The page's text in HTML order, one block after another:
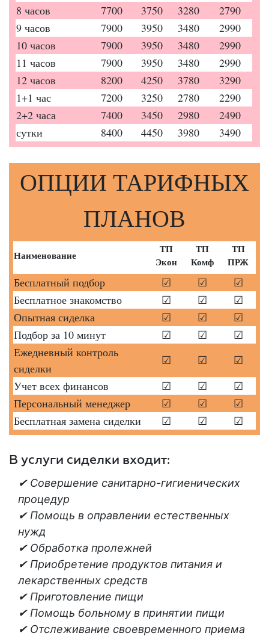
8 часов 7700 3750 3280
2790
9 часов
7900 3950 3480
2990
10 часов
7900 3950 3480
2990
11 часов
7900 3950 3480
2990
12 часов
8200 4250 3780
3290
1+1 час
7200 3250 2780
2290
2+2 часа
7400 3450 2980
2490
сутки
8400 4450 3980 3490
ОПЦИИ ТАРИФНЫХ
ПЛАНОВ
Наименование
ТП
Экон
ТП
Комф
ТП
ПРЖ
Бесплатный подбор ☑ ☑
☑
Бесплатное знакомство
☑ ☑
☑
Опытная сиделка
☑ ☑
☑
Подбор за 10 минут
☑ ☑
☑
Ежедневный контроль
сиделки
☑ ☑
☑
Учет всех финансов
☑ ☑
☑
Персональный менеджер
☑ ☑
☑
Бесплатная замена сиделки
☑ ☑ ☑
В услуги сиделки входит:
✔ Совершение санитарно-гигиенических
процедур
✔ Помощь в оправлении естественных
нужд
✔ Обработка пролежней
✔ Приобретение продуктов питания и
лекарственных средств
✔ Приготовление пищи
✔ Помощь больному в принятии пищи
✔ Отслеживание своевременного приема